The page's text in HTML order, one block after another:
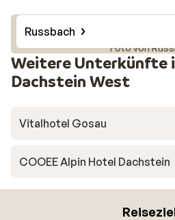
Foto von
Russbach
Weitere Unterkünfte
Dachstein West
Vitalhotel Gosau
COOEE Alpin Hotel Dachstein